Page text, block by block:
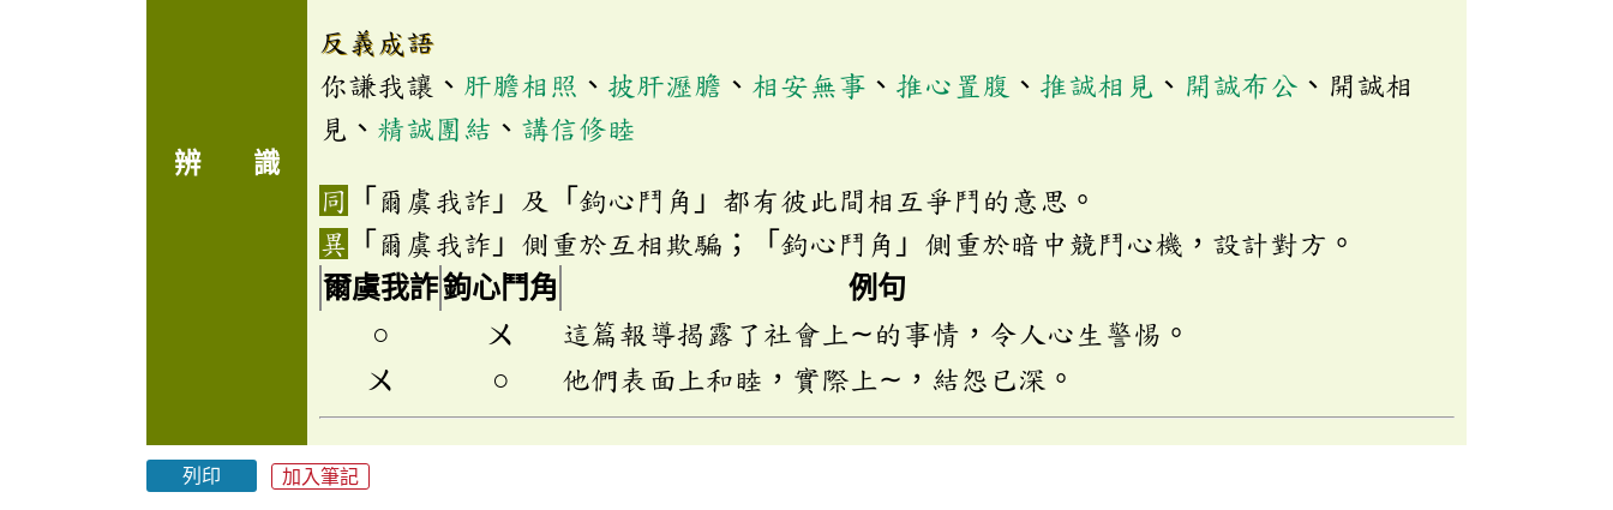
辨 識
反義成語
你謙我讓、 肝膽相照 、 披肝瀝膽 、 相安無事 、 推心置腹 、 推誠相見 、 開誠布公 、開誠相
見、 精誠團結 、 講信修睦
「爾虞我詐」及「鉤心鬥角」都有彼此間相互爭鬥的意思。
「爾虞我詐」側重於互相欺騙；「鉤心鬥角」側重於暗中競鬥心機，設計對方。
爾虞我詐鉤心鬥角
例句
○
ㄨ
這篇報導揭露了社會上∼的事情，令人心生警惕。
ㄨ
○ 他們表面上和睦，實際上∼，結怨已深。
列印 加入筆記